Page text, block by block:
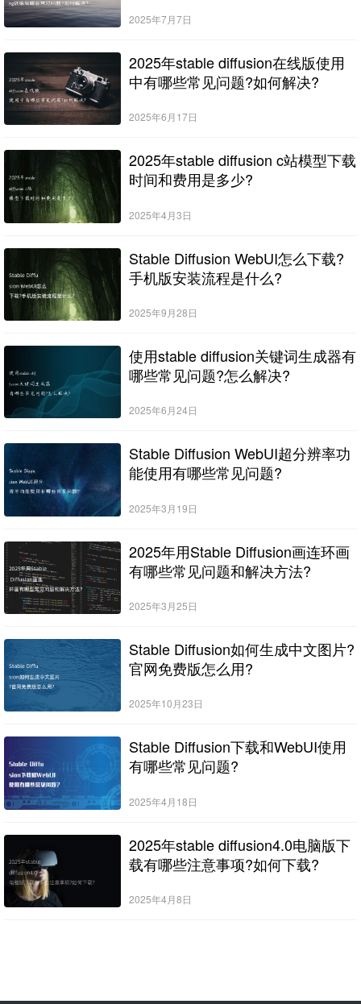
2025年7月7日
2025年stable diffusion在线版使用
中有哪些常见问题?如何解决?
2025年6月17日
2025年stable diffusion c站模型下载
时间和费用是多少?
2025年4月3日
Stable Diffusion WebUI怎么下载?
手机版安装流程是什么?
2025年9月28日
使用stable diffusion关键词生成器有
哪些常见问题?怎么解决?
2025年6月24日
Stable Diffusion WebUI超分辨率功
能使用有哪些常见问题?
2025年3月19日
2025年用Stable Diffusion画连环画
有哪些常见问题和解决方法?
2025年3月25日
Stable Diffusion如何生成中文图片?
官网免费版怎么用?
2025年10月23日
Stable Diffusion下载和WebUI使用
有哪些常见问题?
2025年4月18日
2025年stable diffusion4.0电脑版下
载有哪些注意事项?如何下载?
2025年4月8日